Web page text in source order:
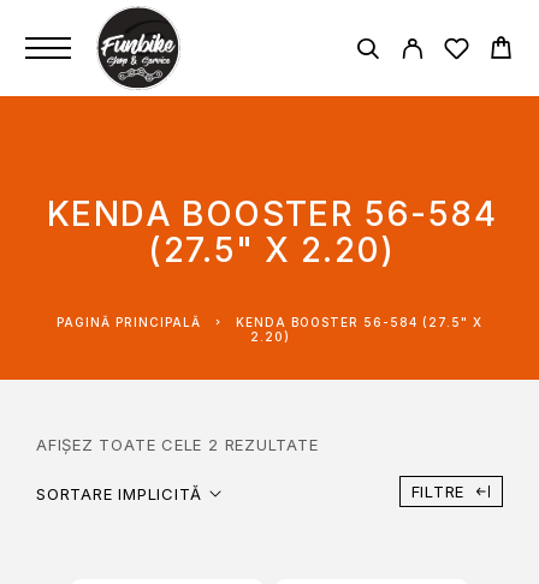
KENDA BOOSTER 56-584
(27.5" X 2.20)
PAGINĂ PRINCIPALĂ
KENDA BOOSTER 56-584 (27.5" X
2.20)
AFIȘEZ TOATE CELE 2 REZULTATE
SORTARE IMPLICITĂ FILTRE